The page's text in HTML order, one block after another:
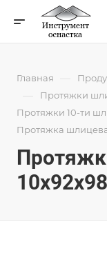
Главная —
— Протяжки
Протяжки 10-ти
Протяжка